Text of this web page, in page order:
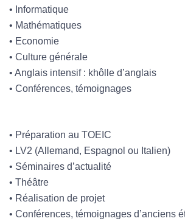
• Informatique
• Mathématiques
• Economie
• Culture générale
• Anglais intensif : khôlle d’anglais
• Conférences, témoignages
• Préparation au TOEIC
• LV2 (Allemand, Espagnol ou Italien)
• Séminaires d’actualité
• Théâtre
• Réalisation de projet
• Conférences, témoignages d’anciens